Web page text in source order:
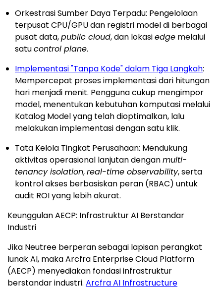
Orkestrasi Sumber Daya Terpadu: Pengelolaan
terpusat CPU/GPU dan registri model di berbagai
pusat data,public cloud, dan lokasiedge melalui
satucontrol plane.
Implementasi "Tanpa Kode" dalam Tiga Langkah:
Mempercepat proses implementasi dari hitungan
hari menjadi menit. Pengguna cukup mengimpor
model, menentukan kebutuhan komputasi melalui
Katalog Model yang telah dioptimalkan, lalu
melakukan implementasi dengan satu klik.
Tata Kelola Tingkat Perusahaan: Mendukung
aktivitas operasional lanjutan denganmulti-
tenancy isolation,real-time observability, serta
kontrol akses berbasiskan peran (RBAC) untuk
audit ROI yang lebih akurat.
Keunggulan AECP: Infrastruktur AI Berstandar
Industri
Jika Neutree berperan sebagai lapisan perangkat
lunak AI, maka Arcfra Enterprise Cloud Platform
(AECP) menyediakan fondasi infrastruktur
berstandar industri. Arcfra AI Infrastructure